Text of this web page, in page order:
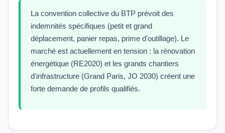
La convention collective du BTP prévoit des
indemnités spécifiques (petit et grand
déplacement, panier repas, prime d'outillage). Le
marché est actuellement en tension : la rénovation
énergétique (RE2020) et les grands chantiers
d'infrastructure (Grand Paris, JO 2030) créent une
forte demande de profils qualifiés.